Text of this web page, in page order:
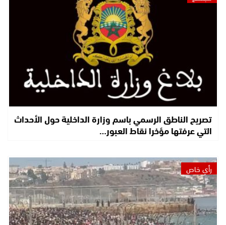
تصريح الناطق الرسمي باسم وزارة الداخلية حول الأحداث
التي عرفتها مؤخرا نقاط العبور…
رأي خاص